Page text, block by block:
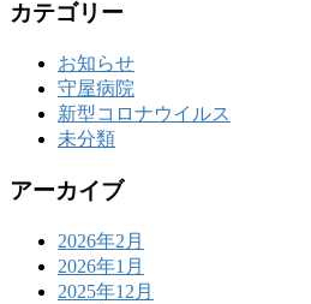
カテゴリー
お知らせ
守屋病院
新型コロナウイルス
未分類
アーカイブ
2026年2月
2026年1月
2025年12月